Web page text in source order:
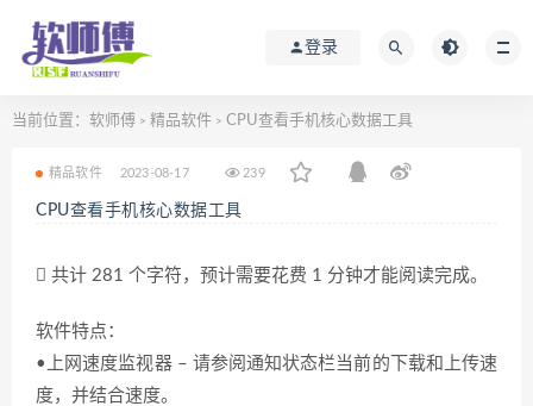
登录
当前位置： 软师傅 > 精品软件 > CPU查看手机核心数据工具
精品软件 2023-08-17 239
CPU查看手机核心数据工具
共计 281 个字符，预计需要花费 1 分钟才能阅读完成。
软件特点：
•上网速度监视器 – 请参阅通知状态栏当前的下载和上传速
度，并结合速度。